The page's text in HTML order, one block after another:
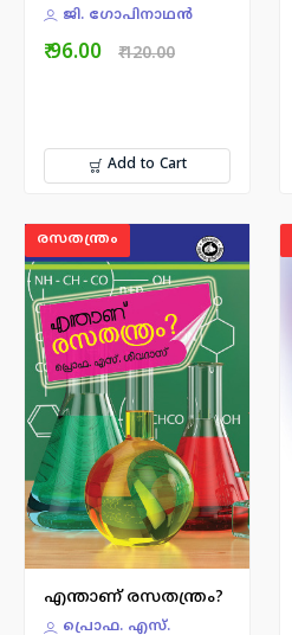
ജി. ഗോപിനാഥൻ
₹ 96.00 ₹ 120.00
Add to Cart
രസതന്ത്രം
എന്താണ് രസതന്ത്രം?
പ്രൊഫ. എസ്.